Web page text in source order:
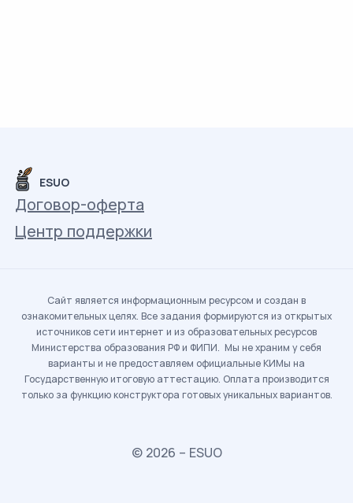
ESUO
Договор-оферта
Центр поддержки
Сайт является информационным ресурсом и создан в
ознакомительных целях. Все задания формируются из открытых
источников сети интернет и из образовательных ресурсов
Министерства образования РФ и ФИПИ. Мы не храним у себя
варианты и не предоставляем официальные КИМы на
Государственную итоговую аттестацию. Оплата производится
только за функцию конструктора готовых уникальных вариантов.
© 2026 – ESUO